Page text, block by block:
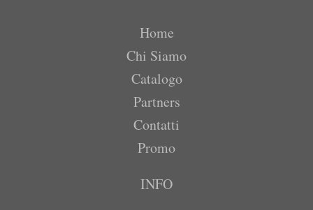
Home
Chi Siamo
Catalogo
Partners
Contatti
Promo
INFO